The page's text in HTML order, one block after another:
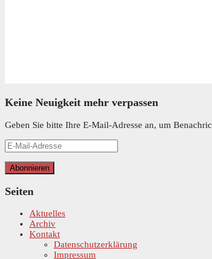
Keine Neuigkeit mehr verpassen
Geben Sie bitte Ihre E-Mail-Adresse an, um
E-
Mail-
Adresse
Abonnieren
Seiten
Aktuelles
Archiv
Kontakt
Datenschutzerklärung
Impressum